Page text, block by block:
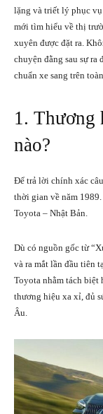
lặng và triết lý phục
mới tìm hiểu về thị
xuyên được đặt ra.
chuyện đằng sau sự ra
chuẩn xe sang trên
1. Thương
nào?
Để trả lời chính xác
thời gian về năm
Toyota – Nhật Bản.
Dù có nguồn gốc từ
và ra mắt lần đầu tiên
Toyota nhằm tách biệt
thương hiệu xa xỉ, đủ
Âu.